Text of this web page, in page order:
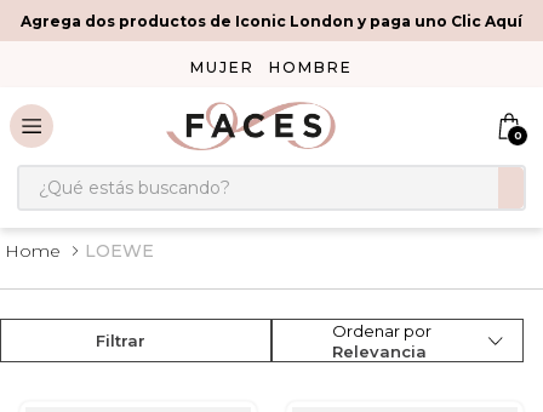
Agrega dos productos de Iconic London y paga uno Clic Aquí
MUJER HOMBRE
0
¿Qué estás buscando?
LOEWE
Filtrar
Ordenar por
Relevancia